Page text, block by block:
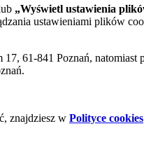
„Wyświetl ustawienia
ustawieniami plików
61-841 Poznań, natomiast
znajdziesz w Polityce cookies